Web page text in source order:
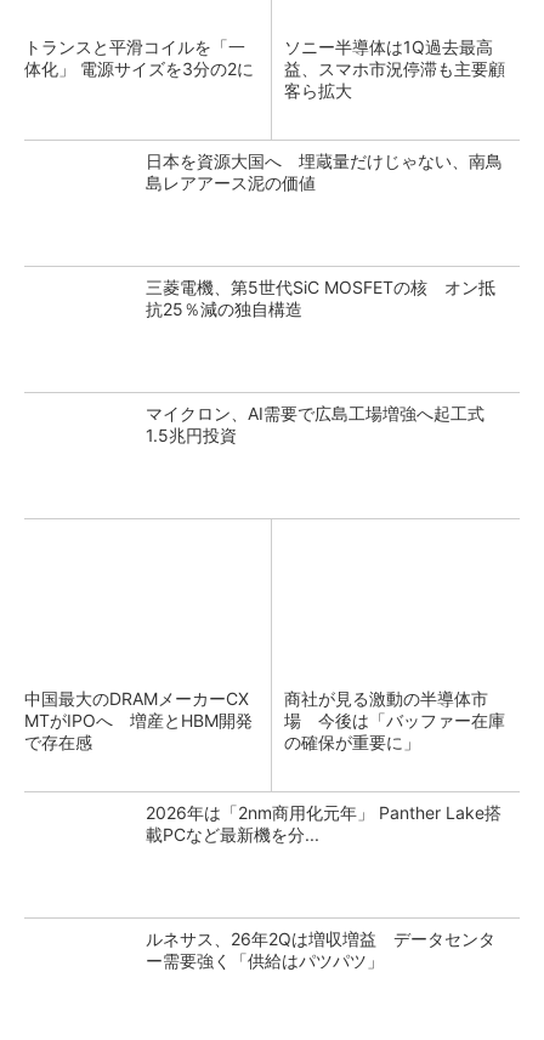
トランスと平滑コイルを「一
体化」 電源サイズを3分の2に
ソニー半導体は1Q過去最高
益、スマホ市況停滞も主要顧
客ら拡大
日本を資源大国へ 埋蔵量だけじゃない、南鳥
島レアアース泥の価値
三菱電機、第5世代SiC MOSFETの核 オン抵
抗25％減の独自構造
マイクロン、AI需要で広島工場増強へ起工式
1.5兆円投資
中国最大のDRAMメーカーCX
MTがIPOへ 増産とHBM開発
で存在感
商社が見る激動の半導体市
場 今後は「バッファー在庫
の確保が重要に」
2026年は「2nm商用化元年」 Panther Lake搭
載PCなど最新機を分...
ルネサス、26年2Qは増収増益 データセンタ
ー需要強く「供給はパツパツ」